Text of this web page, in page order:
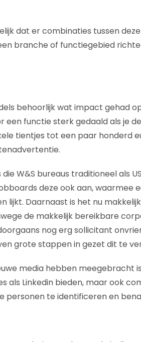
dat er combinaties tussen
branche of functiegebied
behoorlijk wat impact gehad
een functie sterk gedaald als je
tientjes tot een paar honderd
W&S bureaus traditioneel als
deze ook aan, waarmee
lijkt. Daarnaast is het nu
de makkelijk bereikbare
nog erg sollicitant
grote stappen in gezet dit te
media hebben meegebracht
als Linkedin bieden, maar ook
personen te identificeren en